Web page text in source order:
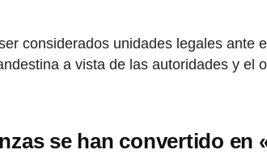
considerados unidades legales ante
a vista de las autoridades y el
se han convertido en